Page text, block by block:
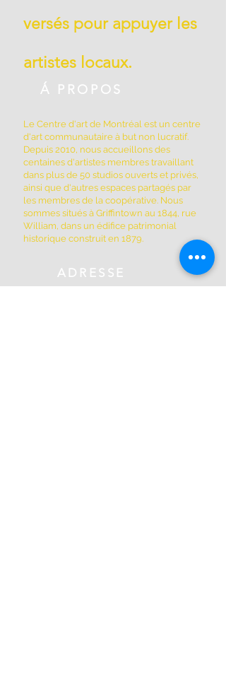
versés pour appuyer les
artistes locaux.
Á PROPOS
Le Centre d'art de Montréal est un centre
d'art communautaire à but non lucratif.
Depuis 2010, nous accueillons des
centaines d'artistes membres travaillant
dans plus de 50 studios ouverts et privés,
ainsi que d'autres espaces partagés par
les membres de la coopérative. Nous
sommes situés à Griffintown au 1844, rue
William, dans un édifice patrimonial
historique construit en 1879.
ADRESSE